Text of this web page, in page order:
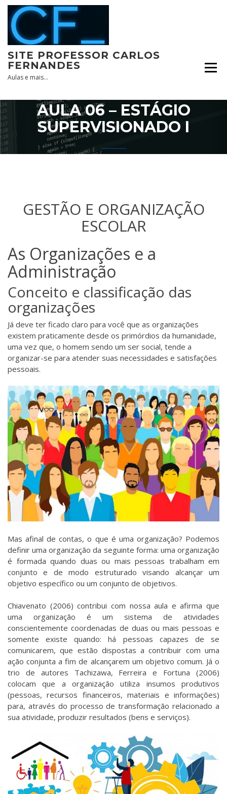
Skip
content
SITE PROFESSOR CARLOS
FERNANDES
Aulas e mais…
AULA 06 – ESTÁGIO
SUPERVISIONADO I
GESTÃO E ORGANIZAÇÃO
ESCOLAR
As Organizações e a
Administração
Conceito e classificação das
organizações
Já deve ter ficado claro para você que as organizações
existem praticamente desde os primórdios da humanidade,
uma vez que, o homem sendo um ser social, tende a
organizar-se para atender suas necessidades e satisfações
pessoais.
Mas afinal de contas, o que é uma organização? Podemos
definir uma organização da seguinte forma: uma organização
é formada quando duas ou mais pessoas trabalham em
conjunto e de modo estruturado visando alcançar um
objetivo específico ou um conjunto de objetivos.
Chiavenato (2006) contribui com nossa aula e afirma que
uma organização é um sistema de atividades
conscientemente coordenadas de duas ou mais pessoas e
somente existe quando: há pessoas capazes de se
comunicarem, que estão dispostas a contribuir com uma
ação conjunta a fim de alcançarem um objetivo comum. Já o
trio de autores Tachizawa, Ferreira e Fortuna (2006)
colocam que a organização utiliza insumos produtivos
(pessoas, recursos financeiros, materiais e informações)
para, através do processo de transformação relacionado a
sua atividade, produzir resultados (bens e serviços).